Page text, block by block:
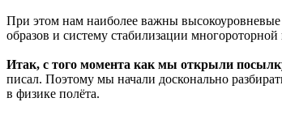
При этом нам наиболее важны высокоуровневые
образов и систему стабилизации
Итак, с того момента как мы открыли
писал. Поэтому мы начали досконально
в физике полёта.